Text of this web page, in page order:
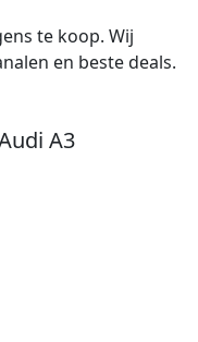
te koop. Wij
en beste deals.
A3